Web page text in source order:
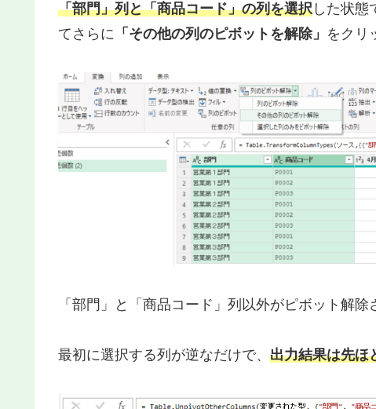
「部門」列と「商品コード」の列を選択した状態
てさらに 「その他の列のピボットを解除」 をクリ
「部門」と「商品コード」列以外がピボット解除
最初に選択する列が逆なだけで、 出力結果は先ほ